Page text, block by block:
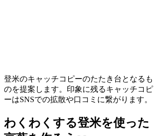
登米のキャッチコピーのたたき台となるも
のを提案します。印象に残るキャッチコピ
ーはSNSでの拡散や口コミに繋がります。
わくわくする登米を使った